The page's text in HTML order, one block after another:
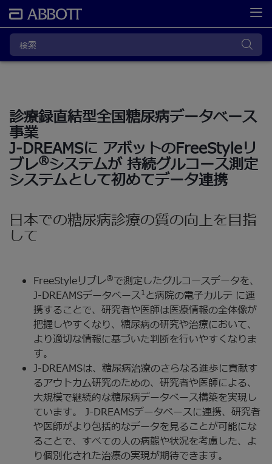
診療録直結型全国糖尿病データベース
事業
J-DREAMSに アボットのFreeStyleリ
ブレ®システムが 持続グルコース測定
システムとして初めてデータ連携
日本での糖尿病診療の質の向上を目指
して
FreeStyleリブレ®で測定したグルコースデータを、
J-DREAMSデータベース1と病院の電子カルテ に連
携することで、研究者や医師は医療情報の全体像が
把握しやすくなり、糖尿病の研究や治療において、
より適切な情報に基づいた判断を行いやすくなりま
す。
J-DREAMSは、糖尿病治療のさらなる進歩に貢献す
るアウトカム研究のための、研究者や医師による、
大規模で継続的な糖尿病データベース構築を実現し
ています。 J-DREAMSデータベースに連携、研究者
や医師がより包括的なデータを見ることが可能にな
ることで、すべての人の病態や状況を考慮した、よ
り個別化された治療の実現が期待できます。